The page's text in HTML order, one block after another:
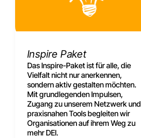
Inspire Paket
Das Inspire-Paket ist für alle, die
Vielfalt nicht nur anerkennen,
sondern aktiv gestalten möchten.
Mit grundlegenden Impulsen,
Zugang zu unserem Netzwerk und
praxisnahen Tools begleiten wir
Organisationen auf ihrem Weg zu
mehr DEI.